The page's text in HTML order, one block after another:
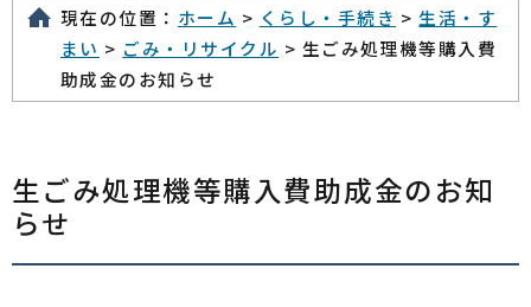
現在の位置： ホーム > くらし・手続き >生活・す
まい > ごみ・リサイクル > 生ごみ処理機等購入費
助成金のお知らせ
生ごみ処理機等購入費助成金のお知
らせ